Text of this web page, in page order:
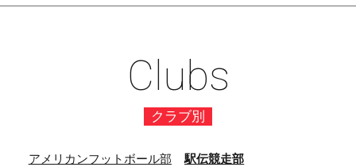
Clubs
クラブ別
アメリカンフットボール部 駅伝競走部